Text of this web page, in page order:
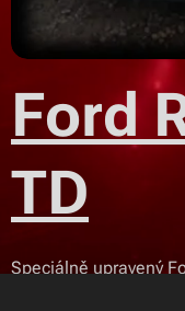
Ford
TD
Speciálně upravený